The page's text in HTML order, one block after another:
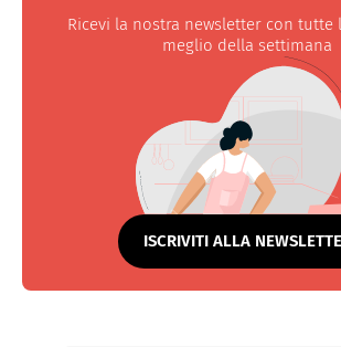
Ricevi la nostra newsletter con tutte
meglio della settimana
ISCRIVITI ALLA